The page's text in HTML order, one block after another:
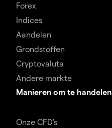
Forex
Indices
Aandelen
Grondstoffen
Cryptovaluta
Andere markte
Manieren om te handelen
Onze CFD's